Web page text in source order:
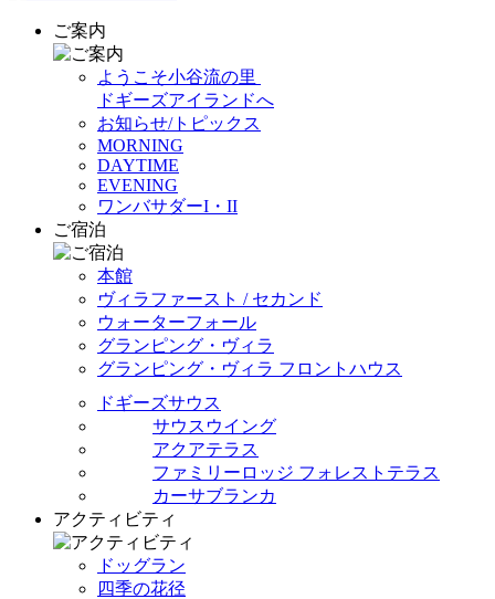
ご案内
ようこそ小谷流の里
ドギーズアイランドへ
お知らせ/トピックス
MORNING
DAYTIME
EVENING
ワンバサダーI・II
ご宿泊
本館
ヴィラファースト / セカンド
ウォーターフォール
グランピング・ヴィラ
グランピング・ヴィラ フロントハウス
ドギーズサウス
サウスウイング
アクアテラス
ファミリーロッジ フォレストテラス
カーサブランカ
アクティビティ
ドッグラン
四季の花径